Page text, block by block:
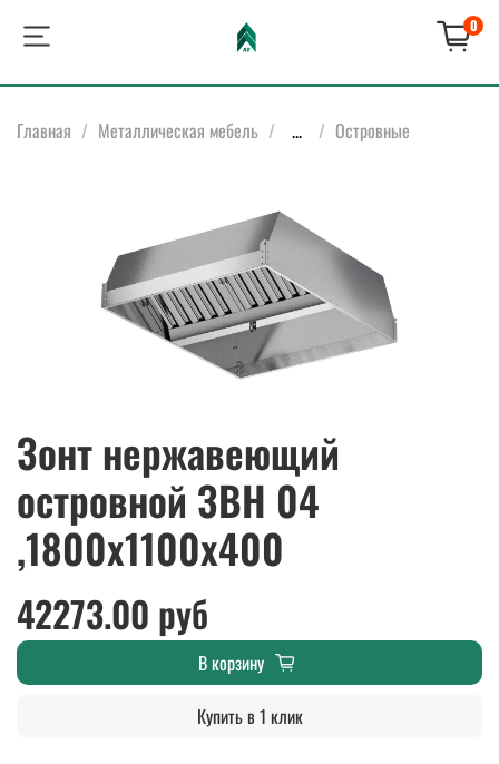
0
Главная Металлическая мебель ... Островные
Зонт нержавеющий
островной ЗВН 04
,1800х1100х400
42273.00 руб
В корзину
Купить в 1 клик